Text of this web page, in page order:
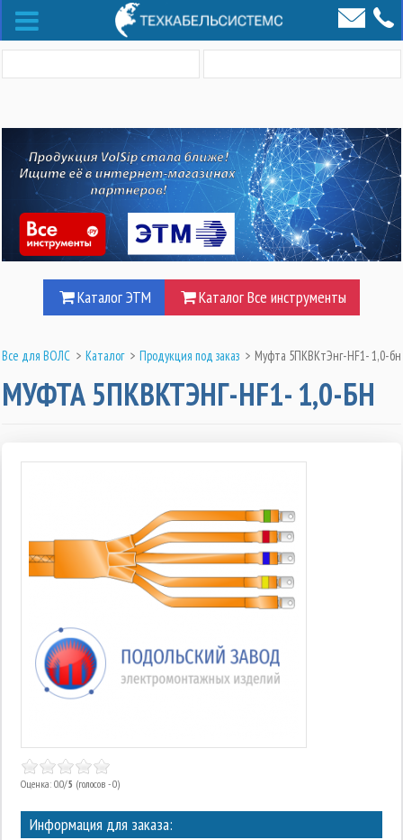
Каталог ЭТМ Каталог Все инструменты
Все для ВОЛС > Каталог > Продукция под заказ > Муфта 5ПКВКтЭнг-HF1- 1,0-бн
МУФТА 5ПКВКТЭНГ-HF1- 1,0-БН
Оценка: 0.0/5 (голосов - 0)
Информация для заказа: